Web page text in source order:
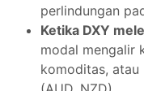
perlindungan
Ketika DXY
modal mengalir
komoditas,